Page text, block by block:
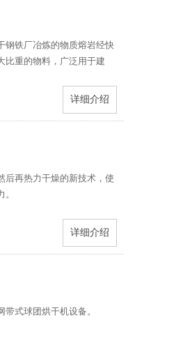
钢铁厂冶炼的物质熔岩经快
比重的物料，广泛用于建
详细介绍
后再热力干燥的新技术，使
详细介绍
式球团烘干机设备。